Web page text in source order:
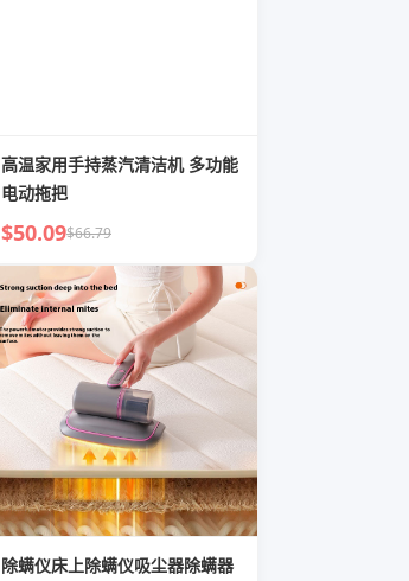
高温家用手持蒸汽清洁机 多功能
电动拖把
$50.09$66.79
除螨仪床上除螨仪吸尘器除螨器